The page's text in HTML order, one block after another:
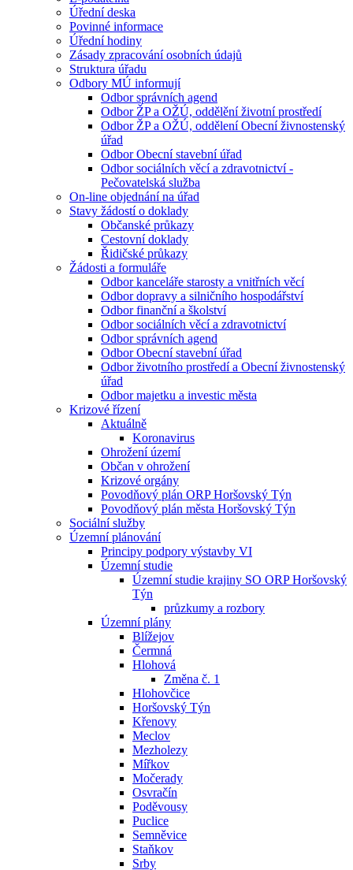
Úřední deska
Povinné informace
Úřední hodiny
Zásady zpracování osobních údajů
Struktura úřadu
Odbory MÚ informují
Odbor správních agend
Odbor ŽP a OŽÚ, oddělění životní prostředí
Odbor ŽP a OŽÚ, oddělení Obecní živnostenský
úřad
Odbor Obecní stavební úřad
Odbor sociálních věcí a zdravotnictví -
Pečovatelská služba
On-line objednání na úřad
Stavy žádostí o doklady
Občanské průkazy
Cestovní doklady
Řidičské průkazy
Žádosti a formuláře
Odbor kanceláře starosty a vnitřních věcí
Odbor dopravy a silničního hospodářství
Odbor finanční a školství
Odbor sociálních věcí a zdravotnictví
Odbor správních agend
Odbor Obecní stavební úřad
Odbor životního prostředí a Obecní živnostenský
úřad
Odbor majetku a investic města
Krizové řízení
Aktuálně
Koronavirus
Ohrožení území
Občan v ohrožení
Krizové orgány
Povodňový plán ORP Horšovský Týn
Povodňový plán města Horšovský Týn
Sociální služby
Územní plánování
Principy podpory výstavby VI
Územní studie
Územní studie krajiny SO ORP Horšovský
Týn
průzkumy a rozbory
Územní plány
Blížejov
Čermná
Hlohová
Změna č. 1
Hlohovčice
Horšovský Týn
Křenovy
Meclov
Mezholezy
Mířkov
Močerady
Osvračín
Poděvousy
Puclice
Semněvice
Staňkov
Srby